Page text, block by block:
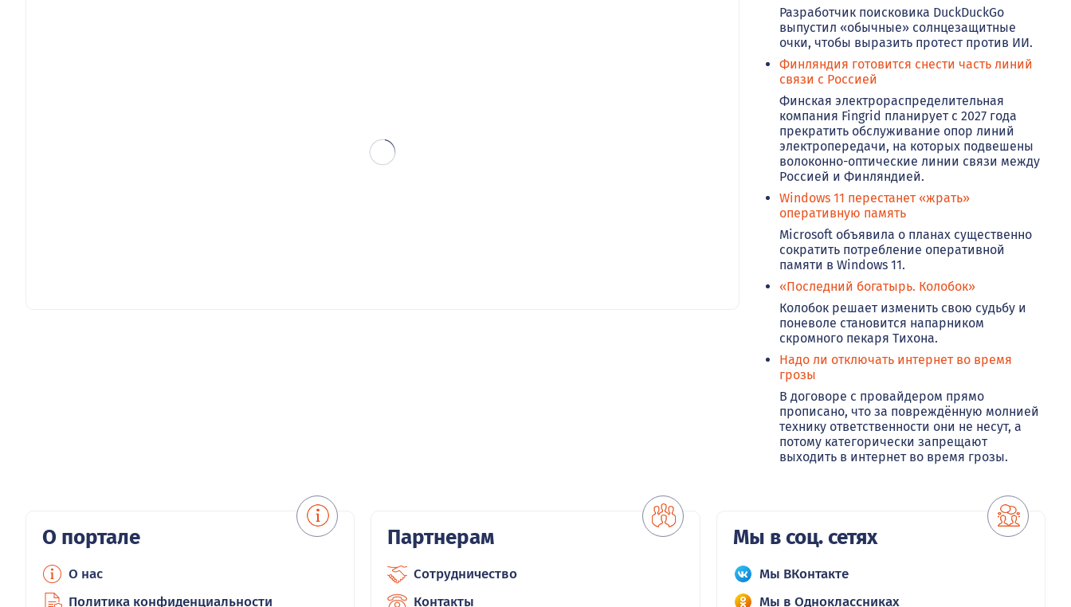
Разработчик поисковика DuckDuckGo
выпустил «обычные» солнцезащитные
очки, чтобы выразить протест против ИИ.
Финляндия готовится снести часть линий
связи с Россией
Финская электрораспределительная
компания Fingrid планирует с 2027 года
прекратить обслуживание опор линий
электропередачи, на которых подвешены
волоконно-оптические линии связи между
Россией и Финляндией.
Windows 11 перестанет «жрать»
оперативную память
Microsoft объявила о планах существенно
сократить потребление оперативной
памяти в Windows 11.
«Последний богатырь. Колобок»
Колобок решает изменить свою судьбу и
поневоле становится напарником
скромного пекаря Тихона.
Надо ли отключать интернет во время
грозы
В договоре с провайдером прямо
прописано, что за повреждённую молнией
технику ответственности они не несут, а
потому категорически запрещают
выходить в интернет во время грозы.
О портале
О нас
Политика конфиденциальности
Партнерам
Сотрудничество
Контакты
Мы в соц. сетях
Мы ВКонтакте
Мы в Одноклассниках